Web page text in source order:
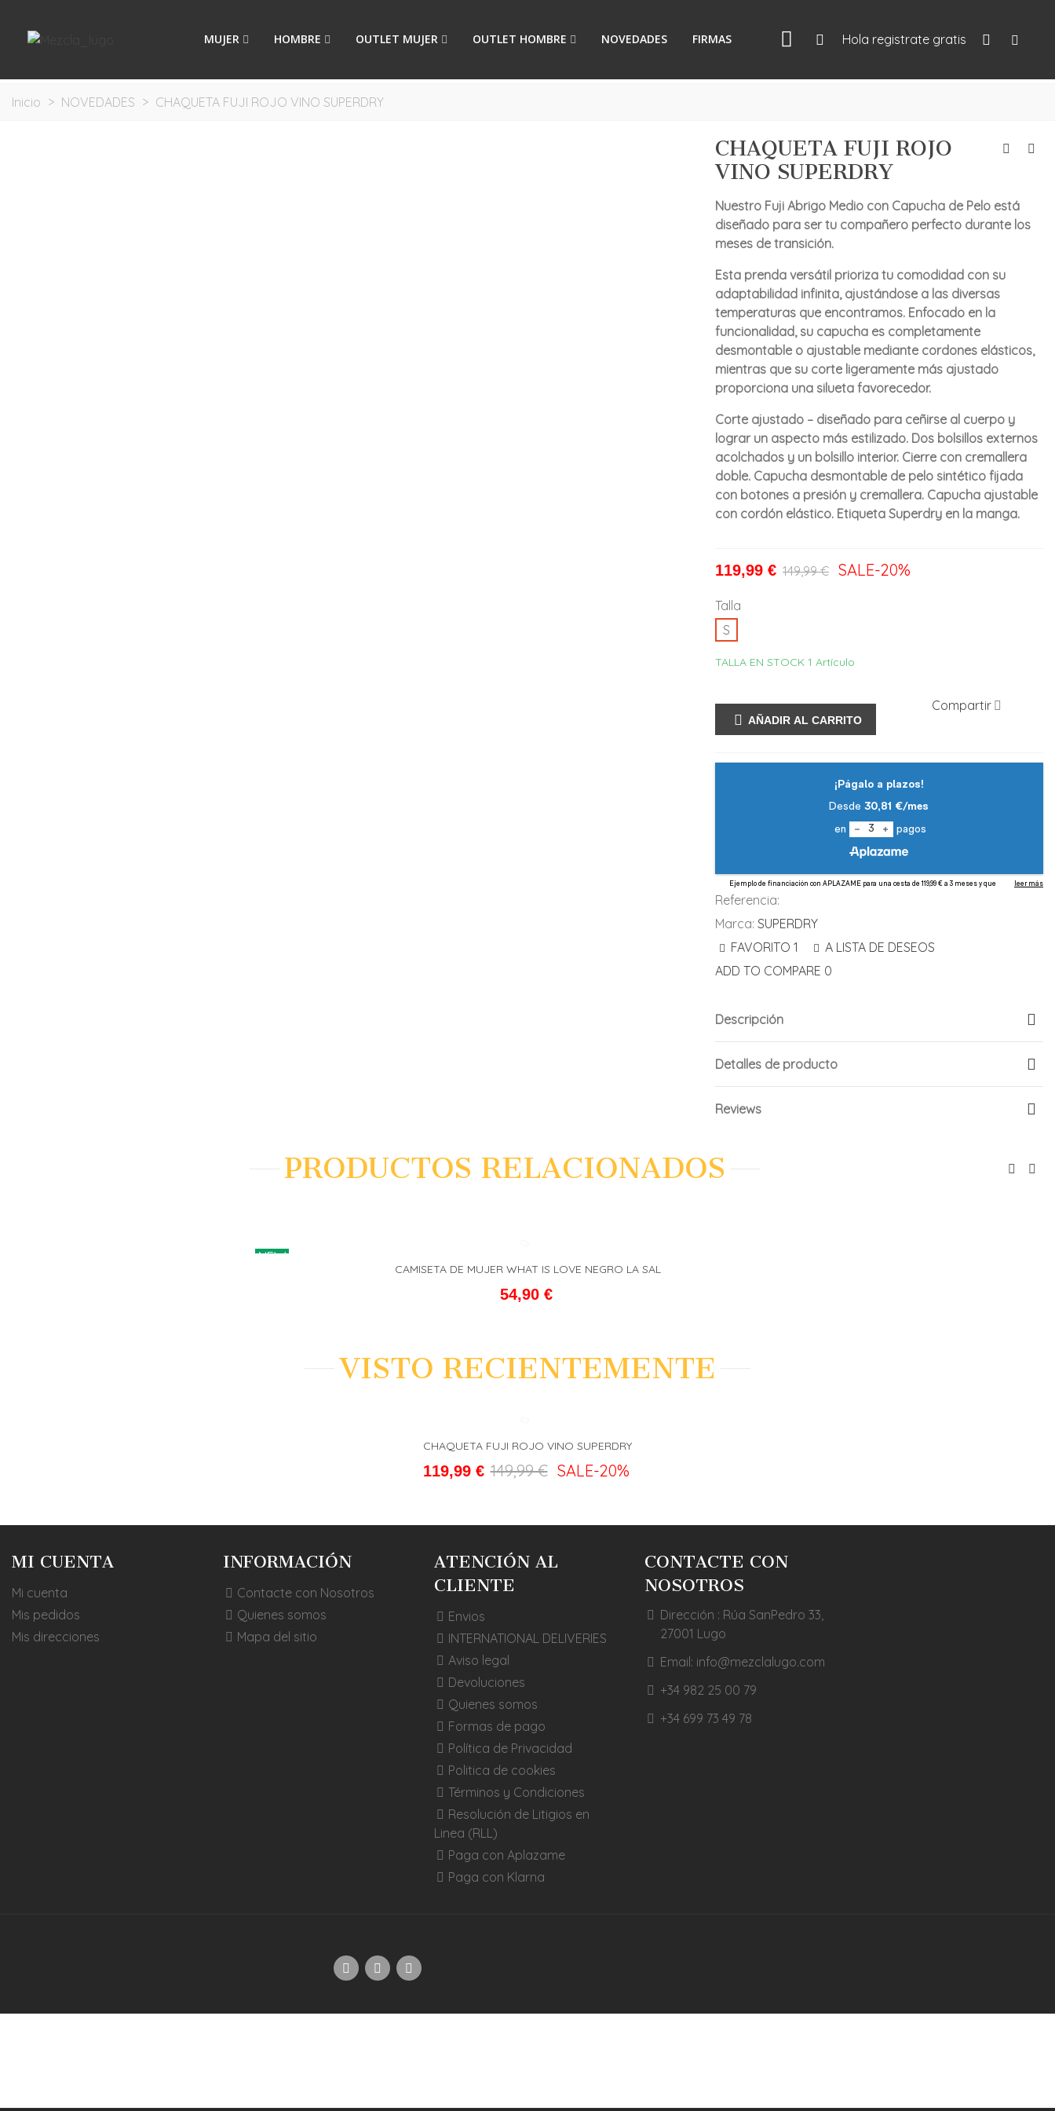
MUJER HOMBRE OUTLET MUJER OUTLET HOMBRE NOVEDADES FIRMAS Hola registrate gratis
Inicio > NOVEDADES > CHAQUETA FUJI ROJO VINO SUPERDRY
CHAQUETA FUJI ROJO
VINO SUPERDRY
Nuestro Fuji Abrigo Medio con Capucha de Pelo está
diseñado para ser tu compañero perfecto durante los
meses de transición.
Esta prenda versátil prioriza tu comodidad con su
adaptabilidad infinita, ajustándose a las diversas
temperaturas que encontramos. Enfocado en la
funcionalidad, su capucha es completamente
desmontable o ajustable mediante cordones elásticos,
mientras que su corte ligeramente más ajustado
proporciona una silueta favorecedor.
Corte ajustado – diseñado para ceñirse al cuerpo y
lograr un aspecto más estilizado. Dos bolsillos externos
acolchados y un bolsillo interior. Cierre con cremallera
doble. Capucha desmontable de pelo sintético fijada
con botones a presión y cremallera. Capucha ajustable
con cordón elástico. Etiqueta Superdry en la manga.
119,99 € 149,99 € SALE-20%
Talla
S
TALLA EN STOCK 1 Artículo
AÑADIR AL CARRITO
Compartir
Referencia:
Marca: SUPERDRY
FAVORITO 1
A LISTA DE DESEOS
ADD TO COMPARE 0
Descripción
Detalles de producto
Reviews
PRODUCTOS RELACIONADOS
NEW
AÑADIR AL CARRITO FAVORITO
CAMISETA DE MUJER WHAT IS LOVE NEGRO LA SAL
54,90 €
VISTO RECIENTEMENTE
FAVORITO
CHAQUETA FUJI ROJO VINO SUPERDRY
119,99 € 149,99 € SALE-20%
MI CUENTA
Mi cuenta
Mis pedidos
Mis direcciones
INFORMACIÓN
Contacte con Nosotros
Quienes somos
Mapa del sitio
ATENCIÓN AL
CLIENTE
Envios
INTERNATIONAL DELIVERIES
Aviso legal
Devoluciones
Quienes somos
Formas de pago
Política de Privacidad
Politica de cookies
Términos y Condiciones
Resolución de Litigios en
Linea (RLL)
Paga con Aplazame
Paga con Klarna
CONTACTE CON
NOSOTROS
Dirección : Rúa SanPedro 33,
27001 Lugo
Email: info@mezclalugo.com
+34 982 25 00 79
+34 699 73 49 78